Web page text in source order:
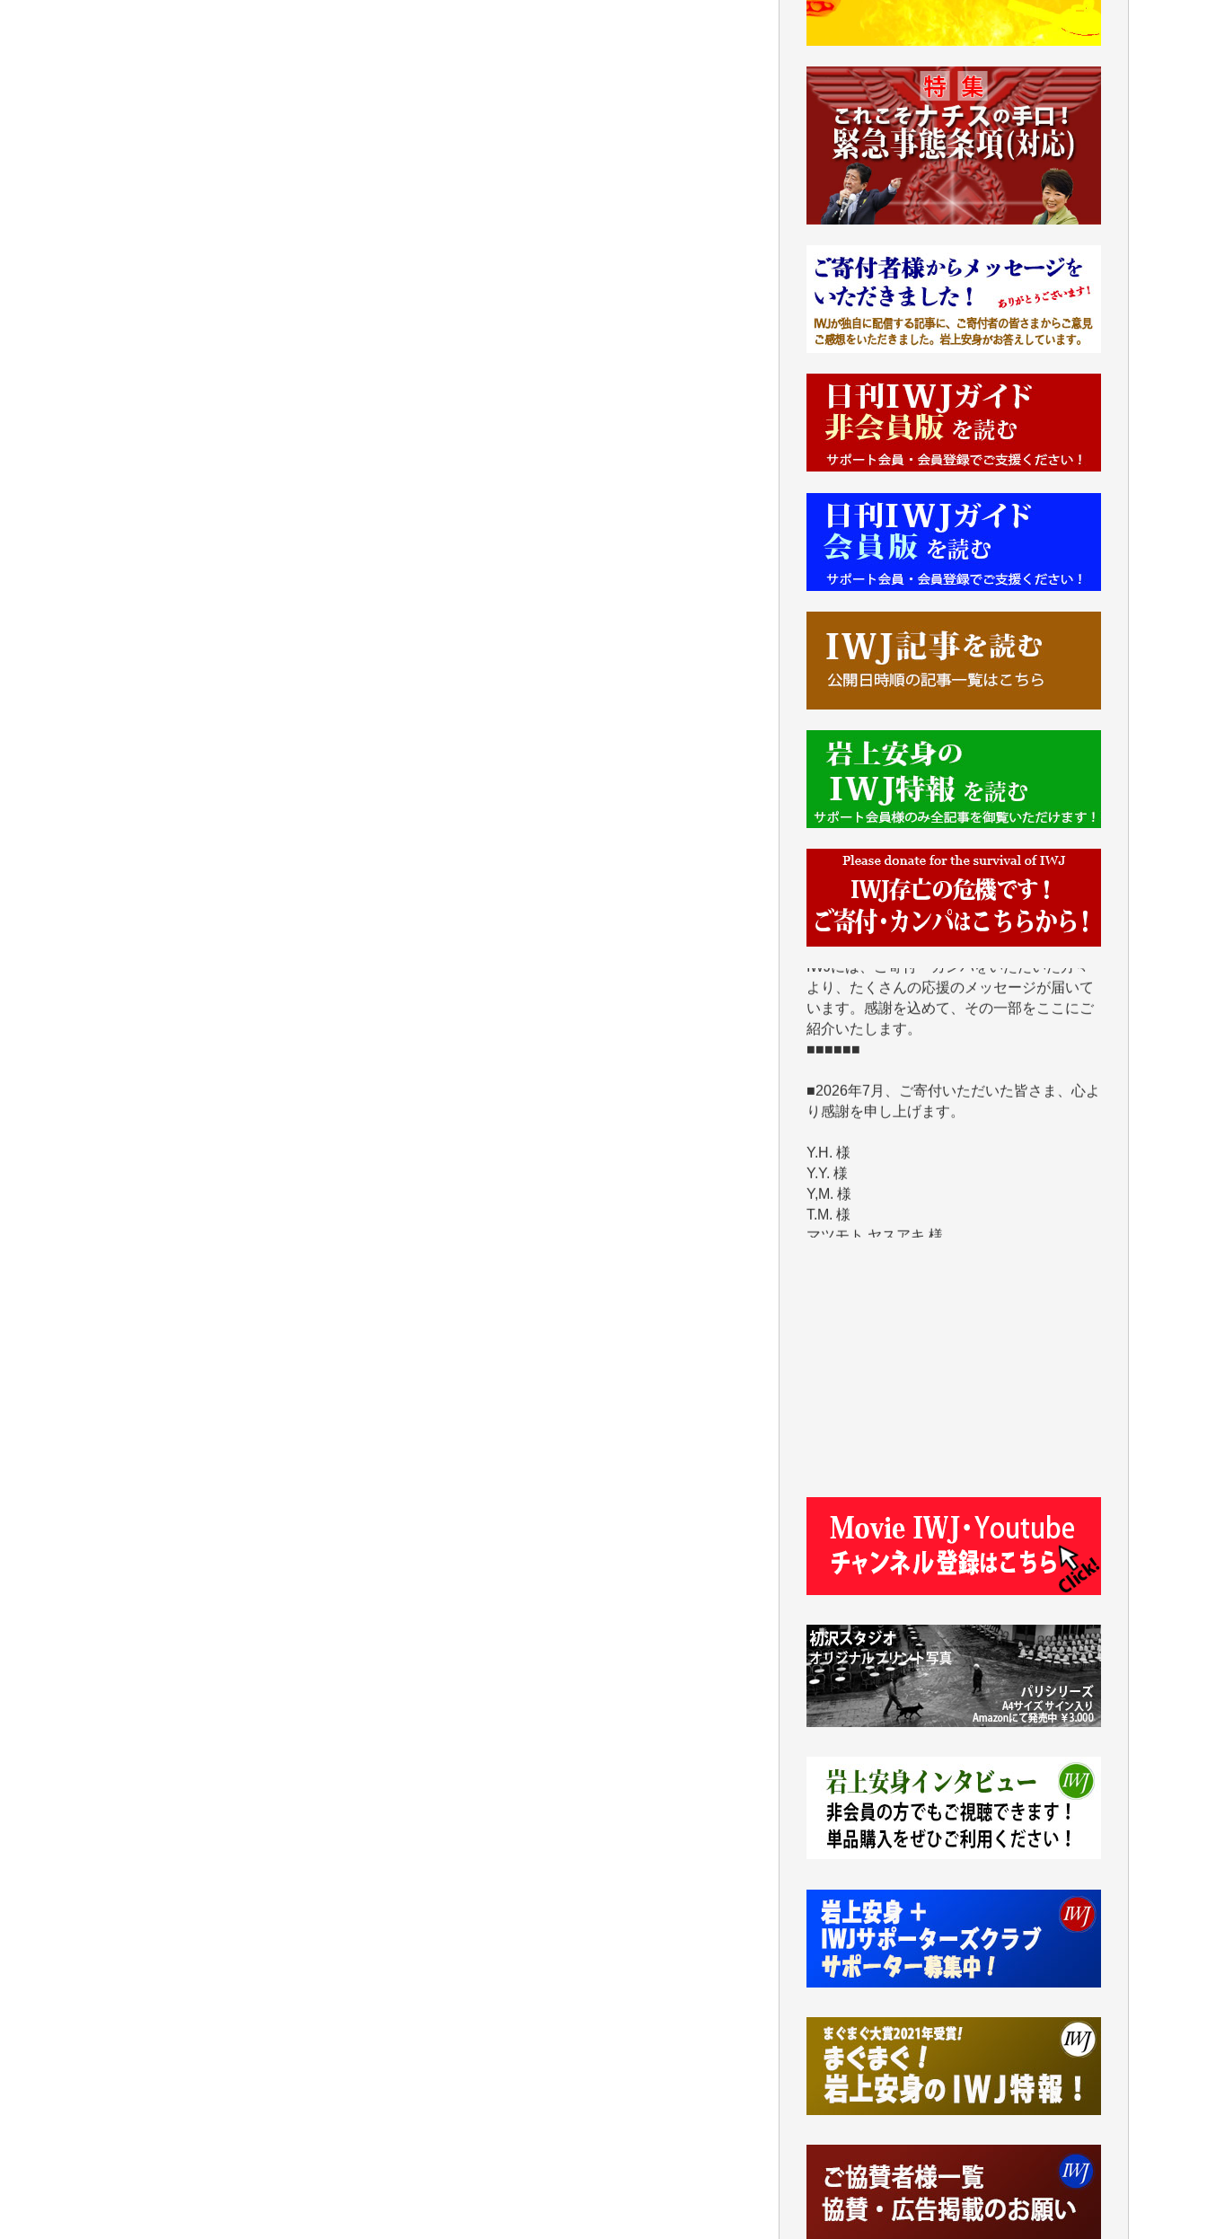
■■■■■■
IWJには、ご寄付・カンパをいただいた方々
より、たくさんの応援のメッセージが届いて
います。感謝を込めて、その一部をここにご
紹介いたします。
■■■■■■
■2026年7月、ご寄付いただいた皆さま、心よ
Y.H. 様
Y,M. 様
T.M. 様
マツモト ヤスアキ 様
マシオン 恵美香 様
岩井 祐子 様
ASAKO TAKAESU 様
マシオン恵美香 様
平野智生 様
徳山匡 様
金 盛起 様
塩川 晃平 様
松本益美 様
井出 隆太 様
藤田英之 様
藤岡比左志 様
井出 隆太 様
小池説夫 様
諸般の事情によりIWJ会費払えず今は非会員
です。市民側に立つ講演会にIWJのカメラマ
ンをよく拝見しております。コンテンツが失
われるのはあまりにもったいない。少しでも
お役立てください。（H.O.様）
今日、僅かですがカンパしました。（T.M.
様）
今日、僅かですがカンパしました。IWJの危
機を乗り切るには到底及ばない額ですが病気
パです。
かねてよりIWJが発してきた膨大な取材記事
や解説記事、そして各界の方々とのインタビ
ューは大袈裟ではなく、極めて重要な知的財